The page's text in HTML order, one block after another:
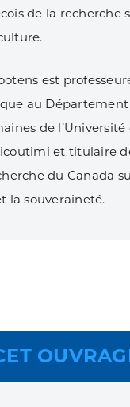
de la recherche
est
au Département
de l’Université
et titulaire
du Canada
la souveraineté.